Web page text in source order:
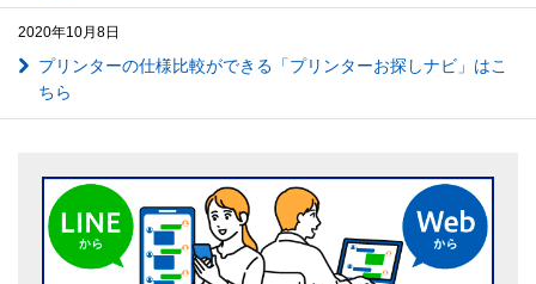
2020年10月8日
プリンターの仕様比較ができる「プリンターお探しナビ」はこ
ちら